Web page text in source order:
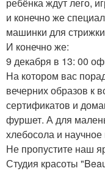
и конечно же
машинки для
И конечно же:
9 декабря в 13: 00
На котором вас
вечерних образов к
сертификатов и
фуршет. А для
хлебосола и
Не пропустите наш
Студия красоты